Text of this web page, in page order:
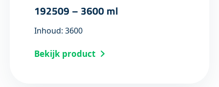
192509 – 3600 ml
Inhoud: 3600
Bekijk product